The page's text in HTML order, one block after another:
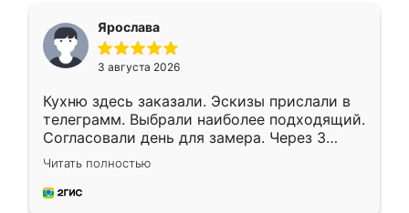
Ярослава
3 августа 2026
Кухню здесь заказали. Эскизы прислали в
телеграмм. Выбрали наиболее подходящий.
Согласовали день для замера. Через 3
недели кухня была уже готова. Остались
довольны работой. Спасибо Ренессанс
мебель за качественную работу!
Читать полностью